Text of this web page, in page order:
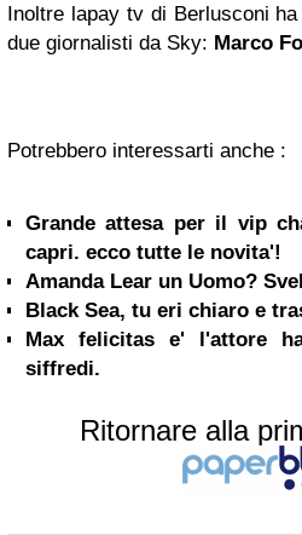
Inoltre lapay tv di Berlusconi
due giornalisti da Sky: Marco
Potrebbero interessarti anche :
Grande attesa per il vip
capri. ecco tutte le novita'!
Amanda Lear un Uomo?
Black Sea, tu eri chiaro e
Max felicitas e' l'attore
siffredi.
Ritornare alla